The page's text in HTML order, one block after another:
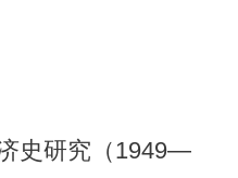
史研究（1949—